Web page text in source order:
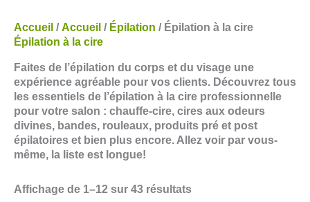
Accueil /Accueil / Épilation / Épilation à la cire
Épilation à la cire
Faites de l’épilation du corps et du visage une
expérience agréable pour vos clients. Découvrez tous
les essentiels de l’épilation à la cire professionnelle
pour votre salon : chauffe-cire, cires aux odeurs
divines, bandes, rouleaux, produits pré et post
épilatoires et bien plus encore. Allez voir par vous-
même, la liste est longue!
Affichage de 1–12 sur 43 résultats
Trié
récent
au
plus
ancien